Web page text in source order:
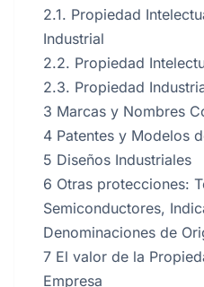
2.1. Propiedad
Industrial
2.2. Propiedad
2.3. Propiedad
3 Marcas y Nombres
4 Patentes y Modelos
5 Diseños Industriales
6 Otras protecciones:
Semiconductores,
Denominaciones de
7 El valor de la
Empresa